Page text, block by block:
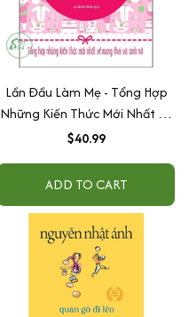
Lần Đầu Làm Mẹ - Tổng Hợp
Những Kiến Thức Mới Nhất Về
Mang Thai Và Sinh Nở
$40.99
ADD TO CART